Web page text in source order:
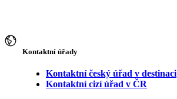
Kontaktní úřady
Kontaktní český úřad v destinaci
Kontaktní cizí úřad v ČR